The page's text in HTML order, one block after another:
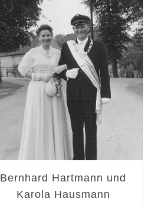
Bernhard Hartmann und
Karola Hausmann